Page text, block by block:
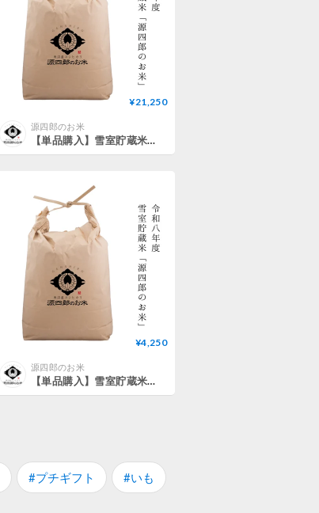
¥21,250
源四郎のお米
【単品購入】雪室貯蔵米「源四郎のお米」（新米25kg）
¥4,250
源四郎のお米
【単品購入】雪室貯蔵米「源四郎のお米」（新米5kg）
#プチギフト #いも